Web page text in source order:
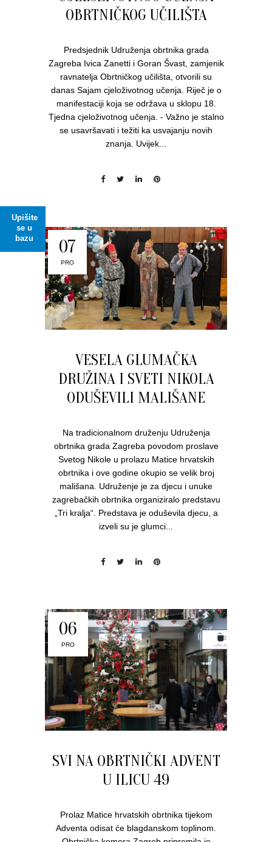
Upišite
se u
bazu
OBRTNIČKOG UČILIŠTA
Predsjednik Udruženja obrtnika grada
Zagreba Ivica Zanetti i Goran Švast, zamjenik
ravnatelja Obrtničkog učilišta, otvorili su
danas Sajam cjeloživotnog učenja. Riječ je o
manifestaciji koja se održava u sklopu 18.
Tjedna cjeloživotnog učenja. - Važno je stalno
se usavršavati i težiti ka usvajanju novih
znanja. Uvijek...
07
PRO
VESELA GLUMAČKA
DRUŽINA I SVETI NIKOLA
ODUŠEVILI MALIŠANE
Na tradicionalnom druženju Udruženja
obrtnika grada Zagreba povodom proslave
Svetog Nikole u prolazu Matice hrvatskih
obrtnika i ove godine okupio se velik broj
mališana. Udruženje je za djecu i unuke
zagrebačkih obrtnika organiziralo predstavu
„Tri kralja“. Predstava je oduševila djecu, a
izveli su je glumci...
06
PRO
SVI NA OBRTNIČKI ADVENT
U ILICU 49
Prolaz Matice hrvatskih obrtnika tijekom
Adventa odisat će blagdanskom toplinom.